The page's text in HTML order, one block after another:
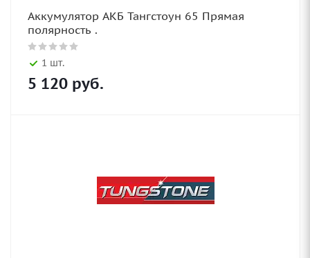
Аккумулятор АКБ Тангстоун 65 Прямая
полярность .
1 шт.
5 120 руб.